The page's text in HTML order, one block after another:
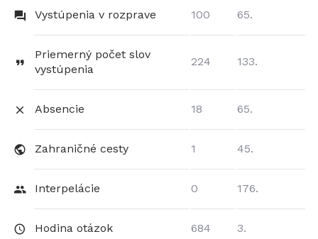
Vystúpenia v rozprave 100 65.
Priemerný počet slov
vystúpenia
224 133.
Absencie 18 65.
Zahraničné cesty 1 45.
Interpelácie 0 176.
Hodina otázok 684 3.